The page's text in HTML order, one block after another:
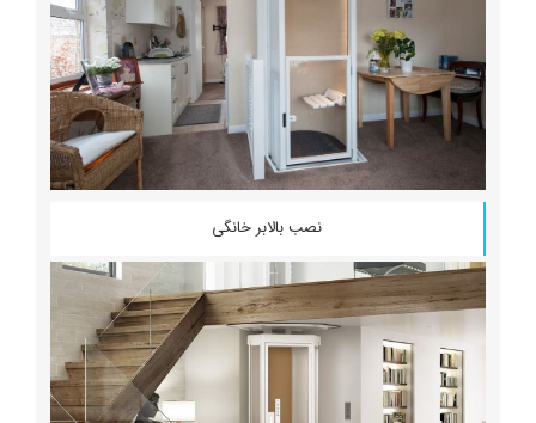
نصب بالابر خانگی